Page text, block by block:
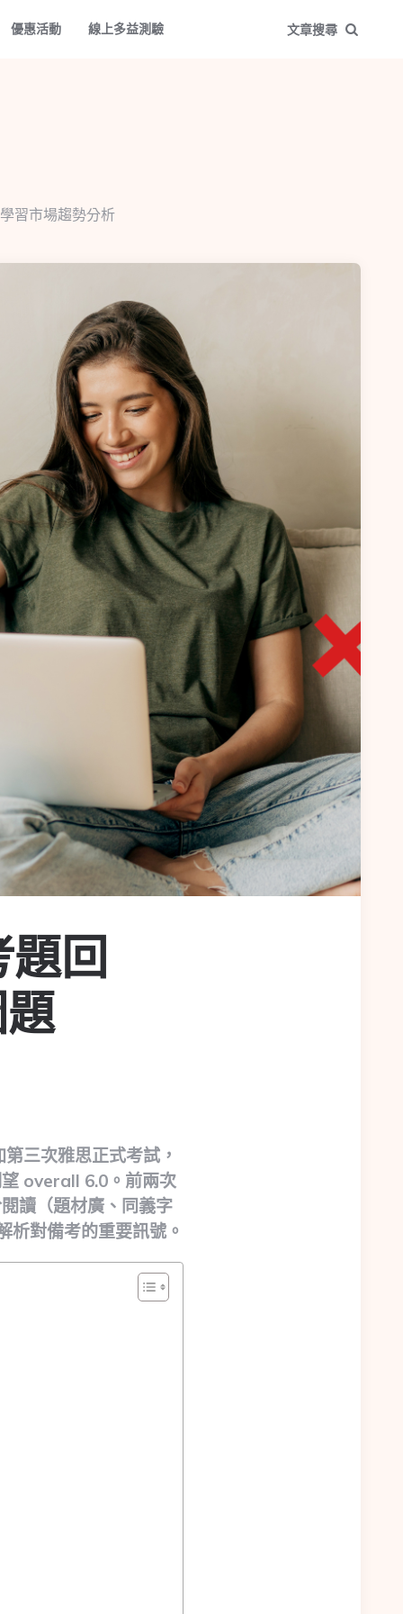
優惠活動 線上多益測驗 文章搜尋
習市場趨勢分析
回
三次雅思正式考試，
overall 6.0。前兩次
讀（題材廣、同義字
析對備考的重要訊號。